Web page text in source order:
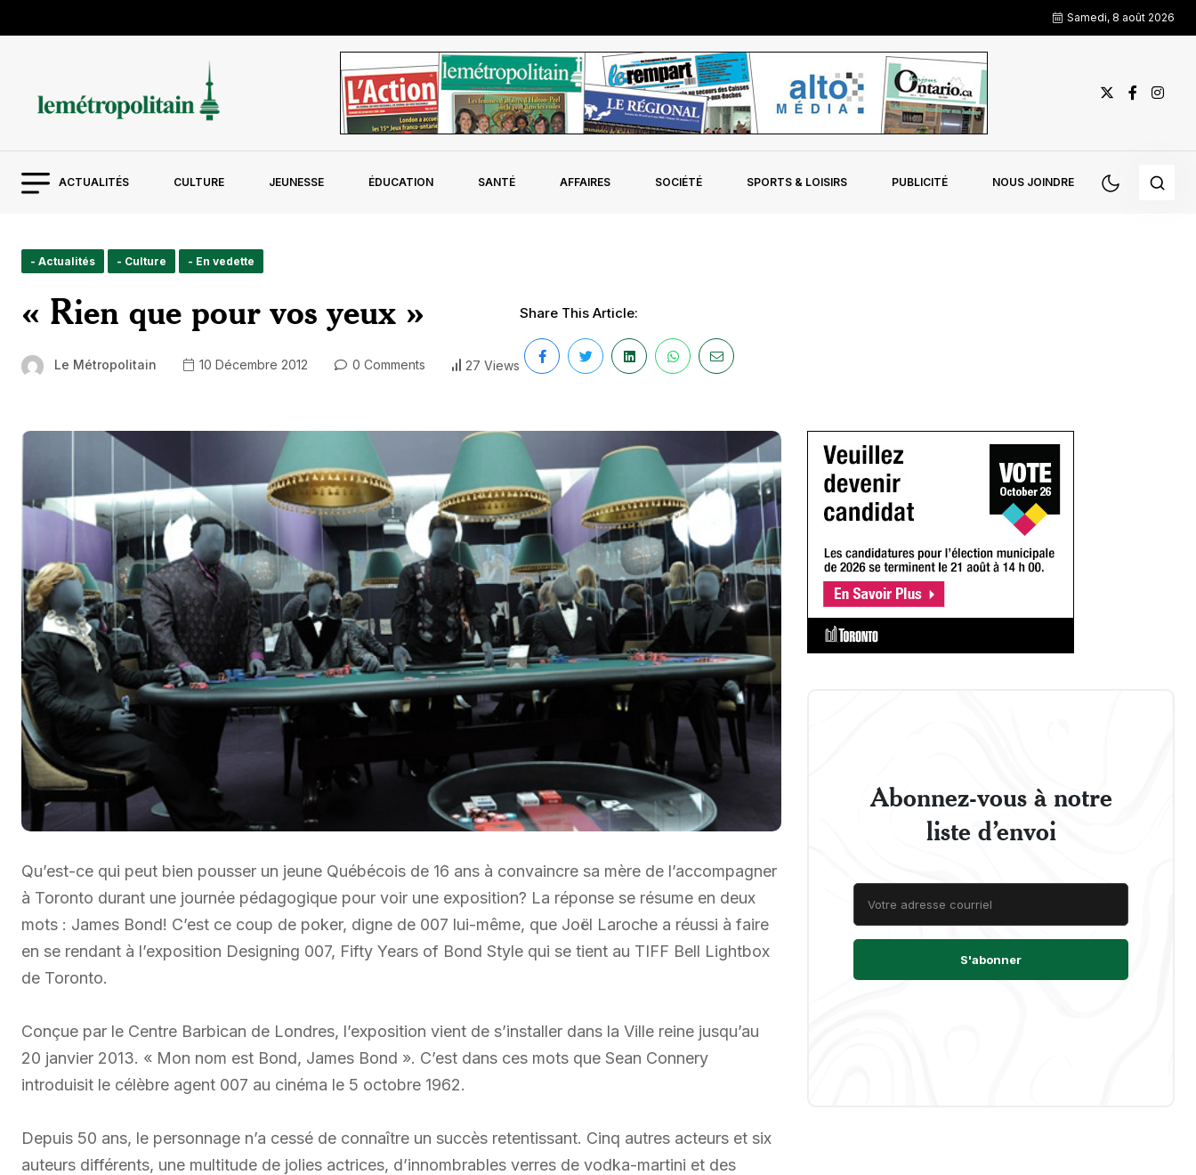
Samedi, 8 août 2026
ACTUALITÉS CULTURE JEUNESSE ÉDUCATION SANTÉ AFFAIRES SOCIÉTÉ SPORTS & LOISIRS PUBLICITÉ NOUS JOINDRE
- Actualités - Culture - En vedette
« Rien que pour vos yeux »
Le Métropolitain 10 Décembre 2012 0 Comments 27 Views
Share This Article:
Qu’est-ce qui peut bien pousser un jeune Québécois de 16 ans à convaincre sa mère de l’accompagner
à Toronto durant une journée pédagogique pour voir une exposition? La réponse se résume en deux
mots : James Bond! C’est ce coup de poker, digne de 007 lui-même, que Joël Laroche a réussi à faire
en se rendant à l’exposition Designing 007, Fifty Years of Bond Style qui se tient au TIFF Bell Lightbox
de Toronto.
Conçue par le Centre Barbican de Londres, l’exposition vient de s’installer dans la Ville reine jusqu’au
20 janvier 2013. « Mon nom est Bond, James Bond ». C’est dans ces mots que Sean Connery
introduisit le célèbre agent 007 au cinéma le 5 octobre 1962.
Depuis 50 ans, le personnage n’a cessé de connaître un succès retentissant. Cinq autres acteurs et six
auteurs différents, une multitude de jolies actrices, d’innombrables verres de vodka-martini et des
Abonnez-vous à notre
liste d’envoi